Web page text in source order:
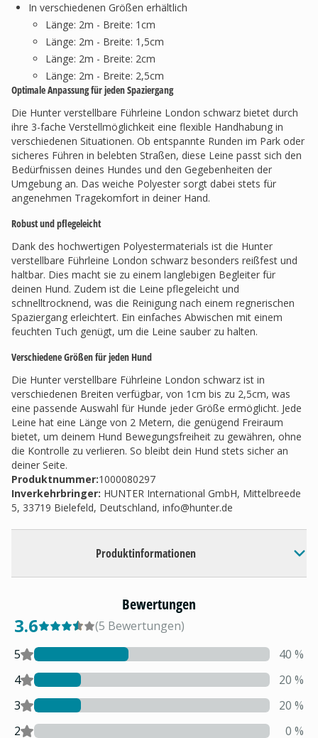
In verschiedenen Größen erhältlich
Länge: 2m - Breite: 1cm
Länge: 2m - Breite: 1,5cm
Länge: 2m - Breite: 2cm
Länge: 2m - Breite: 2,5cm
Optimale Anpassung für jeden Spaziergang
Die Hunter verstellbare Führleine London schwarz bietet durch
ihre 3-fache Verstellmöglichkeit eine flexible Handhabung in
verschiedenen Situationen. Ob entspannte Runden im Park oder
sicheres Führen in belebten Straßen, diese Leine passt sich den
Bedürfnissen deines Hundes und den Gegebenheiten der
Umgebung an. Das weiche Polyester sorgt dabei stets für
angenehmen Tragekomfort in deiner Hand.
Robust und pflegeleicht
Dank des hochwertigen Polyestermaterials ist die Hunter
verstellbare Führleine London schwarz besonders reißfest und
haltbar. Dies macht sie zu einem langlebigen Begleiter für
deinen Hund. Zudem ist die Leine pflegeleicht und
schnelltrocknend, was die Reinigung nach einem regnerischen
Spaziergang erleichtert. Ein einfaches Abwischen mit einem
feuchten Tuch genügt, um die Leine sauber zu halten.
Verschiedene Größen für jeden Hund
Die Hunter verstellbare Führleine London schwarz ist in
verschiedenen Breiten verfügbar, von 1cm bis zu 2,5cm, was
eine passende Auswahl für Hunde jeder Größe ermöglicht. Jede
Leine hat eine Länge von 2 Metern, die genügend Freiraum
bietet, um deinem Hund Bewegungsfreiheit zu gewähren, ohne
die Kontrolle zu verlieren. So bleibt dein Hund stets sicher an
deiner Seite.
Produktnummer:1000080297
Inverkehrbringer: HUNTER International GmbH, Mittelbreede
5, 33719 Bielefeld, Deutschland, info@hunter.de
Produktinformationen
Bewertungen
3.6 (5 Bewertungen)
5
40 %
4
20 %
3
20 %
2
0 %